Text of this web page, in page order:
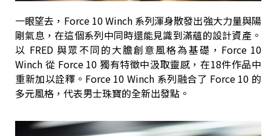
一眼望去，Force 10 Winch 系列渾身散發出強大力量與陽
剛氣息，在這個系列中同時還能見識到滿蘊的設計資產。
以 FRED 與眾不同的大膽創意風格為基礎，Force 10
Winch 從 Force 10 獨有特徵中汲取靈感，在18件作品中
重新加以詮釋。Force 10 Winch 系列融合了 Force 10 的
多元風格，代表男士珠寶的全新出發點。